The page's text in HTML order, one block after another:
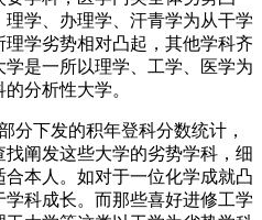
学、办理学、汗青学为从干学
学劣势相对凸起，其他学科齐
是一所以理学、工学、医学为
分析性大学。
下发的积年登科分数统计，
阐发这些大学的劣势学科，细
本人。如对于一位化学成就凸
科成长。而那些喜好进修工学